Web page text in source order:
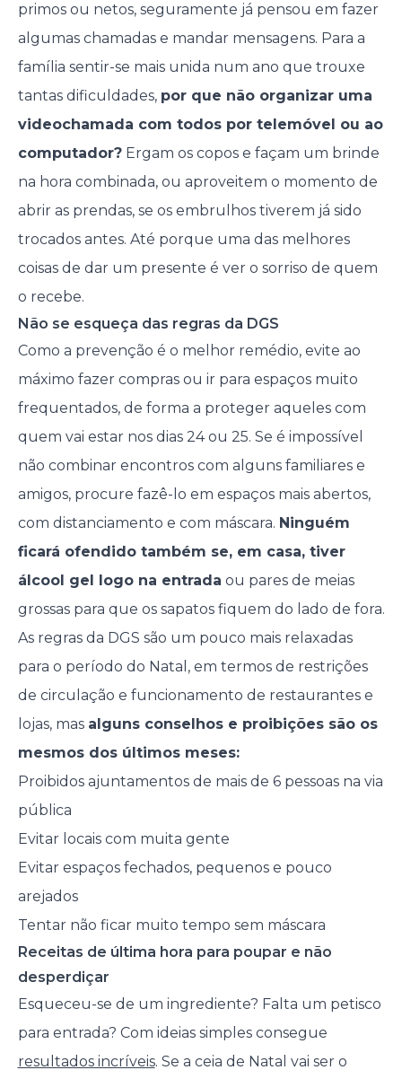
primos ou netos, seguramente já pensou em fazer
algumas chamadas e mandar mensagens. Para a
família sentir-se mais unida num ano que trouxe
tantas dificuldades, por que não organizar uma
videochamada com todos por telemóvel ou ao
computador?Ergam os copos e façam um brinde
na hora combinada, ou aproveitem o momento de
abrir as prendas, se os embrulhos tiverem já sido
trocados antes. Até porque uma das melhores
coisas de dar um presente é ver o sorriso de quem
o recebe.
Não se esqueça das regras da DGS
Como a prevenção é o melhor remédio, evite ao
máximo fazer compras ou ir para espaços muito
frequentados, de forma a proteger aqueles com
quem vai estar nos dias 24 ou 25. Se é impossível
não combinar encontros com alguns familiares e
amigos, procure fazê-lo em espaços mais abertos,
com distanciamento e com máscara. Ninguém
ficará ofendido também se, em casa, tiver
álcool gel logo na entrada ou pares de meias
grossas para que os sapatos fiquem do lado de fora.
As regras da DGS são um pouco mais relaxadas
para o período do Natal, em termos de restrições
de circulação e funcionamento de restaurantes e
lojas, mas alguns conselhos e proibições são os
mesmos dos últimos meses:
Proibidos ajuntamentos de mais de 6 pessoas na via
pública
Evitar locais com muita gente
Evitar espaços fechados, pequenos e pouco
arejados
Tentar não ficar muito tempo sem máscara
Receitas de última hora para poupar e não
desperdiçar
Esqueceu-se de um ingrediente? Falta um petisco
para entrada? Com ideias simples consegue
resultados incríveis. Se a ceia de Natal vai ser o